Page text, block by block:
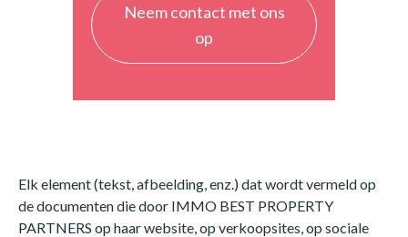
Neem contact met ons
op
Elk element (tekst, afbeelding, enz.) dat wordt vermeld op
de documenten die door IMMO BEST PROPERTY
PARTNERS op haar website, op verkoopsites, op sociale